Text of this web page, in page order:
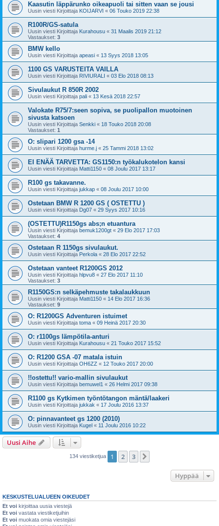
Kaasutin läppärunko oikeapuoli tai sitten vaan se jousi
Uusin viesti Kirjoittaja KOIJARVI « 06 Touko 2019 22:38
R100R/GS-satula
Uusin viesti Kirjoittaja Kurahousu « 31 Maalis 2019 21:12
Vastaukset: 3
BMW kello
Uusin viesti Kirjoittaja apeasi « 13 Syys 2018 13:05
1100 GS VARUSTEITA VAILLA
Uusin viesti Kirjoittaja RIVIURALI « 03 Elo 2018 08:13
Sivulaukut R 850R 2002
Uusin viesti Kirjoittaja pali « 13 Kesä 2018 22:57
Valokate R75/7:seen sopiva, se puolipallon muotoinen
sivusta katsoen
Uusin viesti Kirjoittaja Senkki « 18 Touko 2018 20:08
Vastaukset: 1
O: slipari 1200 gsa -14
Uusin viesti Kirjoittaja hurme.j « 25 Tammi 2018 13:02
EI ENÄÄ TARVETTA: GS1150:n työkalukotelon kansi
Uusin viesti Kirjoittaja Matti1150 « 08 Joulu 2017 13:17
R100 gs takavanne.
Uusin viesti Kirjoittaja jukkap « 08 Joulu 2017 10:00
Ostetaan BMW R 1200 GS ( OSTETTU )
Uusin viesti Kirjoittaja Dg07 « 29 Syys 2017 10:16
(OSTETTU)R1150gs abs;n etuantura
Uusin viesti Kirjoittaja bemuk1200gt « 29 Elo 2017 17:03
Vastaukset: 4
Ostetaan R 1150gs sivulaukut.
Uusin viesti Kirjoittaja Perkola « 28 Elo 2017 22:52
Ostetaan vanteet R1200GS 2012
Uusin viesti Kirjoittaja hlpvu8 « 27 Elo 2017 11:10
Vastaukset: 3
R1150GS:n selkäpehmuste takalaukkuun
Uusin viesti Kirjoittaja Matti1150 « 14 Elo 2017 16:36
Vastaukset: 9
O: R1200GS Adventuren istuimet
Uusin viesti Kirjoittaja toma « 09 Heinä 2017 20:30
O: r1100gs lämpötila-anturi
Uusin viesti Kirjoittaja Kurahousu « 21 Touko 2017 15:52
O: R1200 GSA -07 matala istuin
Uusin viesti Kirjoittaja OH6ZZ « 12 Touko 2017 20:00
!!ostettu!! vario-mallin sivulaukut
Uusin viesti Kirjoittaja bemuwel1 « 26 Helmi 2017 09:38
R1100 gs Kytkimen työntötangon mäntä/laakeri
Uusin viesti Kirjoittaja jukkak « 17 Joulu 2016 13:37
O: pinnavanteet gs 1200 (2010)
Uusin viesti Kirjoittaja Kugel « 11 Joulu 2016 10:22
Uusi Aihe
134 viestiketjua 1 2 3
Hyppää
KESKUSTELUALUEEN OIKEUDET
Et voi kirjoittaa uusia viestejä
Et voi vastata viestiketjuihin
Et voi muokata omia viestejäsi